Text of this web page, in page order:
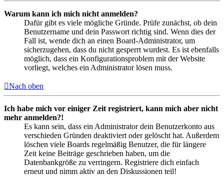
Warum kann ich mich nicht anmelden?
Dafür gibt es viele mögliche Gründe. Prüfe zunächst, ob dein
Benutzername und dein Passwort richtig sind. Wenn dies der
Fall ist, wende dich an einen Board-Administrator, um
sicherzugehen, dass du nicht gesperrt wurdest. Es ist ebenfalls
möglich, dass ein Konfigurationsproblem mit der Website
vorliegt, welches ein Administrator lösen muss.
Nach oben
Ich habe mich vor einiger Zeit registriert, kann mich aber nicht
mehr anmelden?!
Es kann sein, dass ein Administrator dein Benutzerkonto aus
verschieden Gründen deaktiviert oder gelöscht hat. Außerdem
löschen viele Boards regelmäßig Benutzer, die für längere
Zeit keine Beiträge geschrieben haben, um die
Datenbankgröße zu verringern. Registriere dich einfach
erneut und nimm aktiv an den Diskussionen teil!